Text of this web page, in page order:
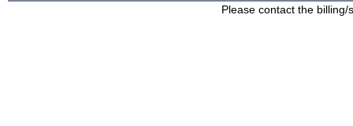
Please contact the